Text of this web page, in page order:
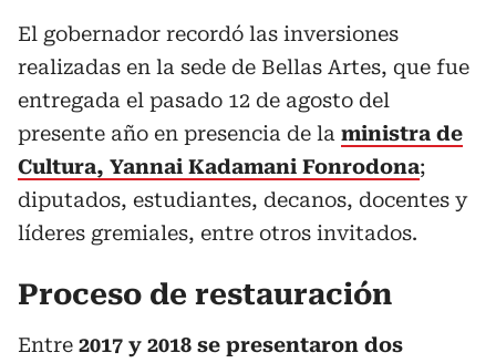
El gobernador recordó las inversiones
realizadas en la sede de Bellas Artes, que fue
entregada el pasado 12 de agosto del
presente año en presencia de la ministra de
Cultura, Yannai Kadamani Fonrodona;
diputados, estudiantes, decanos, docentes y
líderes gremiales, entre otros invitados.
Proceso de restauración
Entre 2017 y 2018 se presentaron dos